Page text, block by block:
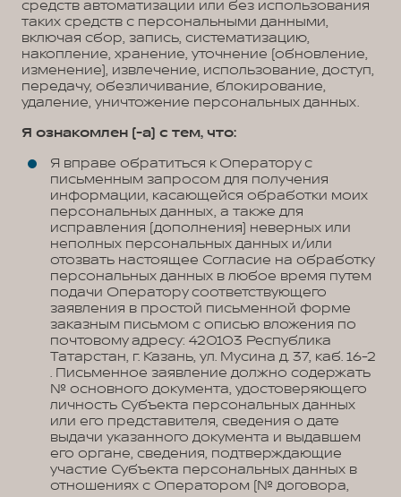
средств автоматизации или без использования
таких средств с персональными данными,
включая сбор, запись, систематизацию,
накопление, хранение, уточнение (обновление,
изменение), извлечение, использование, доступ,
передачу, обезличивание, блокирование,
удаление, уничтожение персональных данных.
Я ознакомлен (-а) с тем, что:
Я вправе обратиться к Оператору с
письменным запросом для получения
информации, касающейся обработки моих
персональных данных, а также для
исправления (дополнения) неверных или
неполных персональных данных и/или
отозвать настоящее Согласие на обработку
персональных данных в любое время путем
подачи Оператору соответствующего
заявления в простой письменной форме
заказным письмом с описью вложения по
почтовому адресу: 420103 Республика
Татарстан, г. Казань, ул. Мусина д. 37, каб. 16-2
. Письменное заявление должно содержать
№ основного документа, удостоверяющего
личность Субъекта персональных данных
или его представителя, сведения о дате
выдачи указанного документа и выдавшем
его органе, сведения, подтверждающие
участие Субъекта персональных данных в
отношениях с Оператором (№ договора,